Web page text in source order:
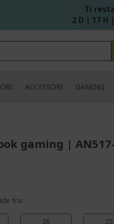
Ti
2 D | 17 H
ACCESSORI GAMING
gaming |
tra:
26 23